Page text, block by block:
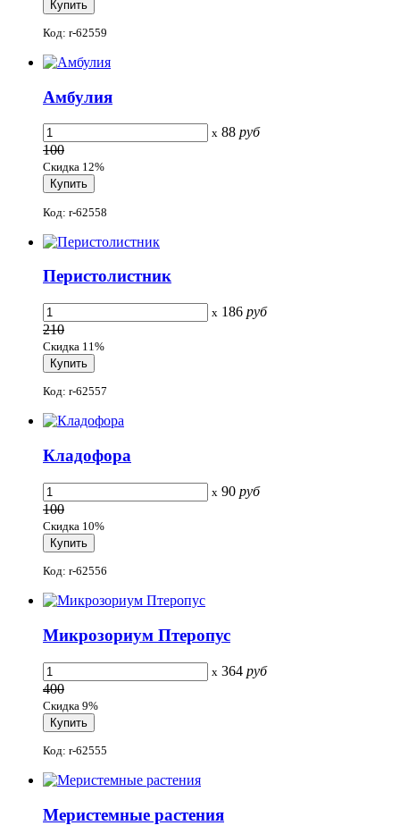
Код: r-62559
Амбулия
x 88 руб
100
Скидка 12%
Код: r-62558
Перистолистник
x 186 руб
210
Скидка 11%
Код: r-62557
Кладофора
x 90 руб
100
Скидка 10%
Код: r-62556
Микрозориум Птеропус
x 364 руб
400
Скидка 9%
Код: r-62555
Меристемные растения